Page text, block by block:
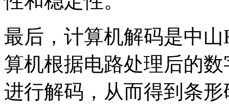
最后，计算机解码是中
算机根据电路处理后的
进行解码，从而得到条